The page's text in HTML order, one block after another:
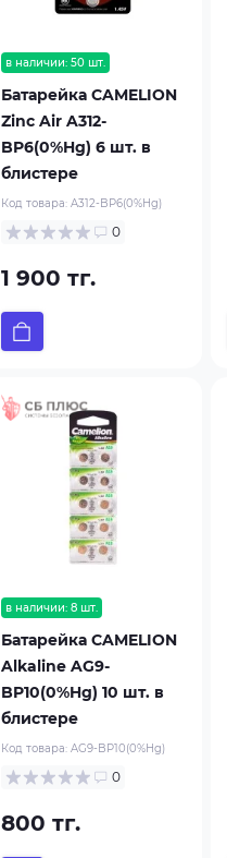
в наличии: 50 шт.
Батарейка CAMELION
Zinc Air A312-
BP6(0%Hg) 6 шт. в
блистере
Код товара: A312-BP6(0%Hg)
0
1 900 тг.
в наличии: 8 шт.
Батарейка CAMELION
Alkaline AG9-
BP10(0%Hg) 10 шт. в
блистере
Код товара: AG9-BP10(0%Hg)
0
800 тг.